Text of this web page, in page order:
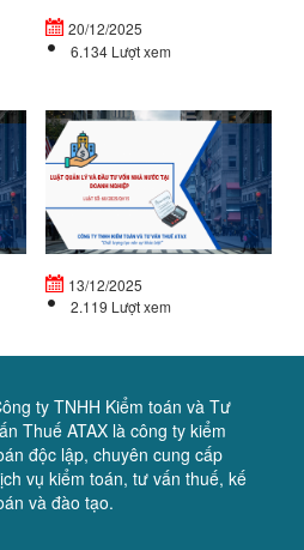
20/12/2025
6.134 Lượt xem
NGHỊ
ĐỊNH
QUY
CHẾ
ĐỘ
13/12/2025
2.119 Lượt xem
ty TNHH Kiểm toán và Tư
Thuế ATAX là công ty kiểm
độc lập, chuyên cung cấp
vụ kiểm toán, tư vấn thuế, kế
và đào tạo.